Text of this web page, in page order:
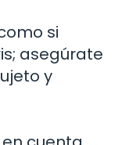
si
asegúrate
y